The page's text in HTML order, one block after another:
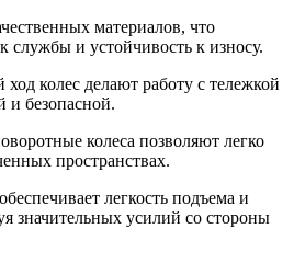
материалов, что
службы и устойчивость к износу.
колес делают работу с тележкой
и безопасной.
колеса позволяют легко
пространствах.
легкость подъема и
значительных усилий со стороны